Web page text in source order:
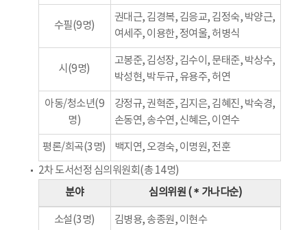
수필(9명)
권대근, 김경복, 김응교, 김정숙, 박양근,
여세주, 이용한, 정여울, 허병식
시(9명)
고봉준, 김성장, 김수이, 문태준, 박상수,
박성현, 박두규, 유용주, 허연
아동/청소년(9
명)
강정규, 권혁준, 김지은, 김혜진, 박숙경,
손동연, 송수연, 신혜은, 이연수
평론/희곡(3명)
백지연, 오경숙, 이명원, 전훈
2차 도서선정 심의워원회(총 14명)
분야
심의위원 (＊가나다순)
소설(3명) 김병용, 송종원, 이현수